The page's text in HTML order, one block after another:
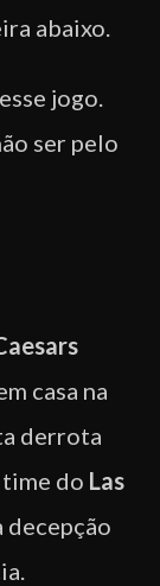
abaixo.
jogo.
ser pelo
casa na
derrota
time do Las
decepção